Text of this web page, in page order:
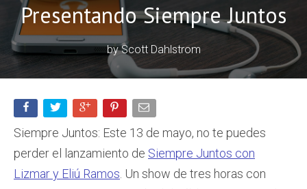
Presentando Siempre Juntos
byScott Dahlstrom
Siempre Juntos: Este 13 de mayo, no te puedes
perder el lanzamiento de Siempre Juntos con
Lizmar y Eliú Ramos . Un show de tres horas con